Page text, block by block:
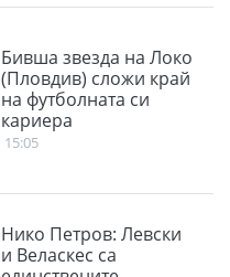
Бивша звезда на Локо
(Пловдив) сложи край
на футболната си
кариера
15:05
Нико Петров: Левски
и Веласкес са